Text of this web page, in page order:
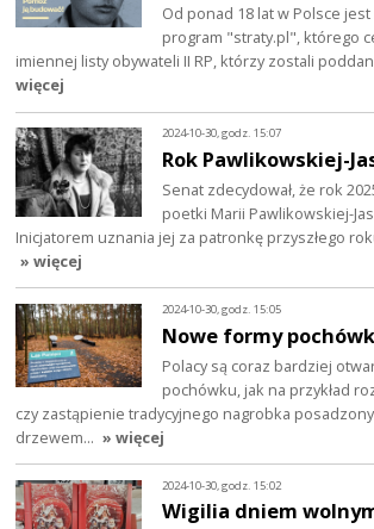
Od ponad 18 lat w Polsce
program "straty.pl", którego
imiennej listy obywateli II RP, którzy zostali
więcej
2024-10-30, godz. 15:07
Rok Pawlikowskiej-
Senat zdecydował, że rok
poetki Marii Pawlikowskiej-
Inicjatorem uznania jej za patronkę przyszłego
» więcej
2024-10-30, godz. 15:05
Nowe formy
Polacy są coraz bardziej
pochówku, jak na przykład
czy zastąpienie tradycyjnego nagrobka
drzewem… » więcej
2024-10-30, godz. 15:02
Wigilia dniem